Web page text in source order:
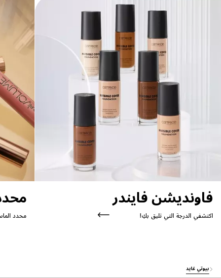
فاونديشن فايندر
اكتشفي الدرجة التي تليق بكِ! محدد
بيوتي غايد